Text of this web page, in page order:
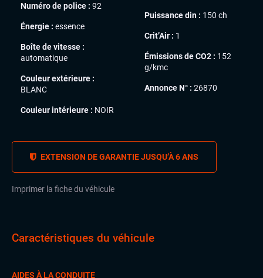
Numéro de police : 92
Énergie : essence
Boîte de vitesse :
automatique
Couleur extérieure :
BLANC
Couleur intérieure : NOIR
Puissance din : 150 ch
Crit’Air : 1
Émissions de CO2 : 152
g/kmc
Annonce N° : 26870
EXTENSION DE GARANTIE JUSQU’À 6 ANS
Imprimer la fiche du véhicule
Caractéristiques du véhicule
AIDES À LA CONDUITE